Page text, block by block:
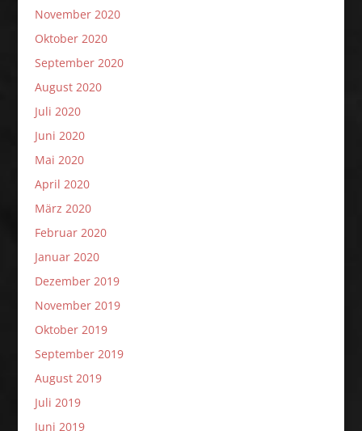
November 2020
Oktober 2020
September 2020
August 2020
Juli 2020
Juni 2020
Mai 2020
April 2020
März 2020
Februar 2020
Januar 2020
Dezember 2019
November 2019
Oktober 2019
September 2019
August 2019
Juli 2019
Juni 2019